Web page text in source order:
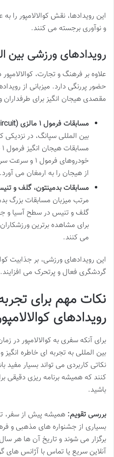
این رویدادها، نقش کوالالامپور را
و نوآوری برجسته می کنند.
رویدادهای ورزشی بین
علاوه بر فرهنگ و تجارت،
حضور پررنگی دارد. میزبانی از
مقصدی هیجان انگیز برای
مسابقات فرمول ۱ مالزی (Sepang International Circuit):
بین المللی سپانگ، در نزدیکی
خودروهای
از هیجان را به ارمغان می آورد.
مسابقات بدمینتون، گلف و
گلف و تنیس در سطح آسیا و
برای مشاهده برترین
می کنند.
این رویدادهای ورزشی، بر جذابیت
گردشگری فعال و پرتحرک می افزایند.
نکات مهم برای
رویدادهای
برای آنکه سفری به کوالالامپور در
بین المللی به تجربه ای خاطره
نکاتی کاربردی می تواند بسیار
کنند که همیشه برنامه ریزی
باشید.
بررسی تقویم: همیشه پیش از سفر،
بسیاری از جشنواره های مذهبی و
برگزار می شوند و تاریخ آن ها هر
آنلاین سریع یا تماس با آژانس های